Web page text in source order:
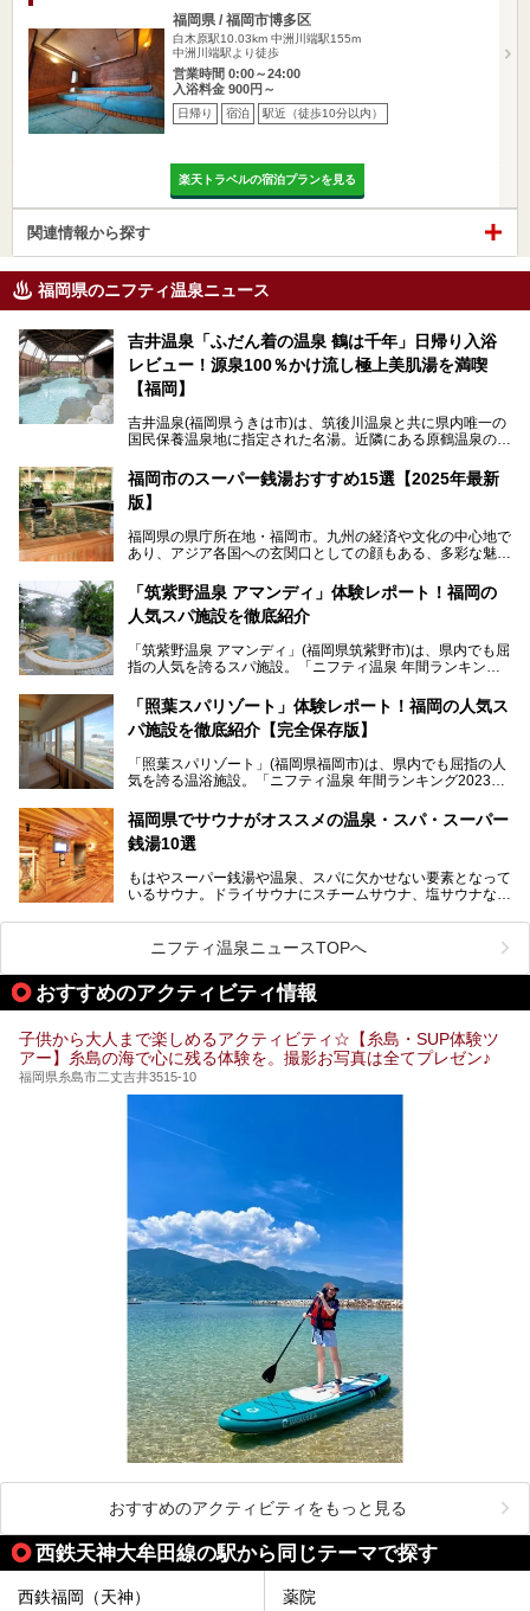
福岡県 / 福岡市博多区
白木原駅10.03km 中洲川端駅155m
中洲川端駅より徒歩
営業時間 0:00～24:00
入浴料金 900円～
日帰り 宿泊 駅近（徒歩10分以内）
楽天トラベルの宿泊プランを見る
関連情報から探す
福岡県のニフティ温泉ニュース
吉井温泉「ふだん着の温泉 鶴は千年」日帰り入浴
レビュー！源泉100％かけ流し極上美肌湯を満喫
【福岡】
吉井温泉(福岡県うきは市)は、筑後川温泉と共に県内唯一の
国民保養温泉地に指定された名湯。近隣にある原鶴温泉の観
す。
「ふだん着の温泉 鶴は千年」は、吉井温泉にある日帰り入
住民や温泉ファンに愛され続けています。今回は筆者自ら日
帰り入浴し、自慢の温泉を中心に詳細レビューします！
福岡市のスーパー銭湯おすすめ15選【2025年最新
版】
福岡県の県庁所在地・福岡市。九州の経済や文化の中心地で
あり、アジア各国への玄関口としての顔もある、多彩な魅力
そんな福岡市は、スーパー銭湯も多種多彩。玄界灘を眺めら
れるリゾート気分満点のスーパー銭湯から、繁華街近くのレ
いスーパー銭湯を一挙ご紹介します。
「筑紫野温泉 アマンディ」体験レポート！福岡の
人気スパ施設を徹底紹介
「筑紫野温泉 アマンディ」(福岡県筑紫野市)は、県内でも屈
指の人気を誇るスパ施設。「ニフティ温泉 年間ランキング2
入浴客で賑わっています。
そこで今回は、ニフティ温泉ライターである筆者が現地訪
ーム・併設するレストランを体験し、それらの全貌を徹底紹
介します！
「照葉スパリゾート」体験レポート！福岡の人気ス
パ施設を徹底紹介【完全保存版】
「照葉スパリゾート」(福岡県福岡市)は、県内でも屈指の人
気を誇る温浴施設。「ニフティ温泉 年間ランキング2023」
常連客で賑わっています。
そこで今回は、ニフティ温泉ライターである筆者が現地体
ューズメント・宿泊施設・グルメ・その他施設まで、多彩な
る全貌と魅力を徹底紹介します！
福岡県でサウナがオススメの温泉・スパ・スーパー
銭湯10選
もはやスーパー銭湯や温泉、スパに欠かせない要素となって
いるサウナ。ドライサウナにスチームサウナ、塩サウナな
ペース、ロウリュウなど、心ゆくまで楽しむためのサービス
が充実した施設も多くみられます。
今回はそんなサウナにこだわった、福岡県内のオススメ温
泉・銭湯・スパを10件紹介したいと思います！
ニフティ温泉ニュースTOPへ
おすすめのアクティビティ情報
子供から大人まで楽しめるアクティビティ☆【糸島・SUP体験ツ
アー】糸島の海で心に残る体験を。撮影お写真は全てプレゼン♪
福岡県糸島市二丈吉井3515-10
おすすめのアクティビティをもっと見る
西鉄天神大牟田線の駅から同じテーマで探す
西鉄福岡（天神） 薬院